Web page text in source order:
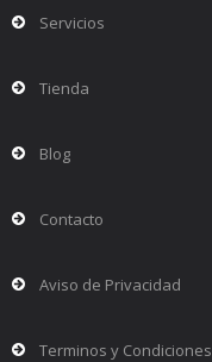
Servicios
Tienda
Blog
Contacto
Aviso de Privacidad
Terminos y Condiciones